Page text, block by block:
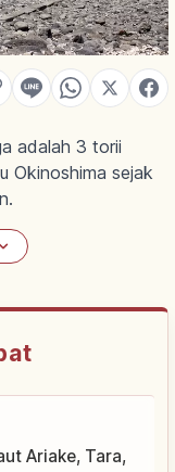
adalah 3 torii
Okinoshima sejak
Ariake, Tara,